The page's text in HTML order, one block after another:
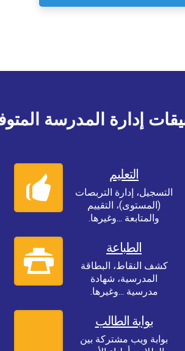
إدارة المدرسة
التعليم
التسجيل، إدارة التربصات
(المستوى)، التقييم
والمتابعة ...وغيرها.
الطباعة
كشف النقاط، البطاقة
المدرسية، شهادة
مدرسية ...وغيرها.
بوابة الطالب
بوابة ويب مشتركة بين